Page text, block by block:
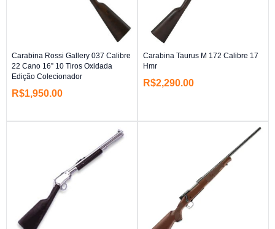
Carabina Rossi Gallery 037 Calibre
22 Cano 16” 10 Tiros Oxidada
Edição Colecionador
R$1,950.00
Carabina Taurus M 172 Calibre 17
Hmr
R$2,290.00